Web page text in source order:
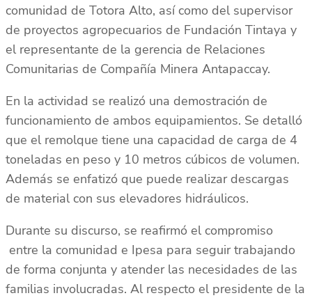
comunidad de Totora Alto, así como del supervisor
de proyectos agropecuarios de Fundación Tintaya y
el representante de la gerencia de Relaciones
Comunitarias de Compañía Minera Antapaccay.
En la actividad se realizó una demostración de
funcionamiento de ambos equipamientos. Se detalló
que el remolque tiene una capacidad de carga de 4
toneladas en peso y 10 metros cúbicos de volumen.
Además se enfatizó que puede realizar descargas
de material con sus elevadores hidráulicos.
Durante su discurso, se reafirmó el compromiso
entre la comunidad e Ipesa para seguir trabajando
de forma conjunta y atender las necesidades de las
familias involucradas. Al respecto el presidente de la